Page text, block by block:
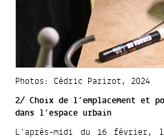
Photos: Cédric Parizot, 2024
2/ Choix de l’emplacement et
dans l’espace urbain
L’après-midi du 16 février,